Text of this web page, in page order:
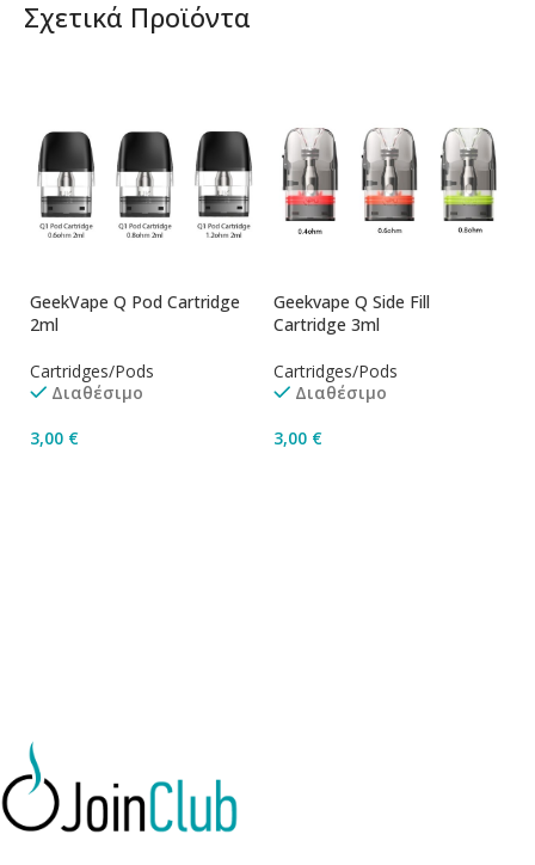
Σχετικά Προϊόντα
GeekVape Q Pod Cartridge
2ml
Cartridges/Pods
Διαθέσιμο
3,00 €
Geekvape Q Side Fill
Cartridge 3ml
Cartridges/Pods
Διαθέσιμο
3,00 €